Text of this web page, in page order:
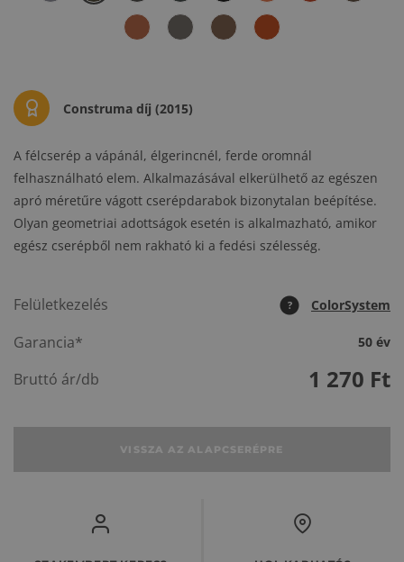
Construma díj (2015)
A félcserép a vápánál, élgerincnél, ferde oromnál
felhasználható elem. Alkalmazásával elkerülhető az egészen
apró méretűre vágott cserépdarabok bizonytalan beépítése.
Olyan geometriai adottságok esetén is alkalmazható, amikor
egész cserépből nem rakható ki a fedési szélesség.
Felületkezelés ? ColorSystem
Garancia* 50 év
Bruttó ár/db 1 270 Ft
VISSZA AZ ALAPCSERÉPRE